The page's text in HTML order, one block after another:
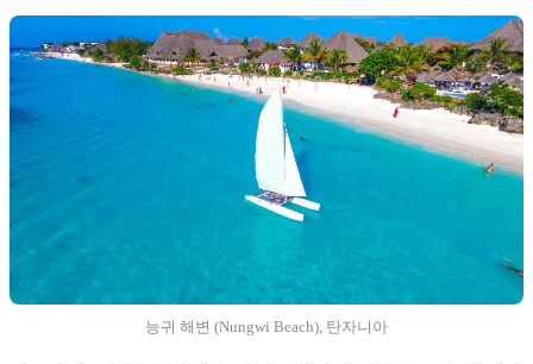
능귀 해변 (Nungwi Beach), 탄자니아